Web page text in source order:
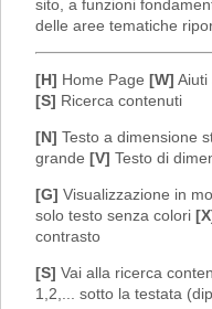
sito, a funzioni
delle aree tematiche
[H] Home Page [W] Aiuti
[S] Ricerca contenuti
[N] Testo a dimensione
grande [V] Testo di
[G] Visualizzazione in
solo testo senza colori
contrasto
[S] Vai alla ricerca
1,2,... sotto la testata